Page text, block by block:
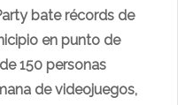
bate récords de
en punto de
150 personas
de videojuegos,